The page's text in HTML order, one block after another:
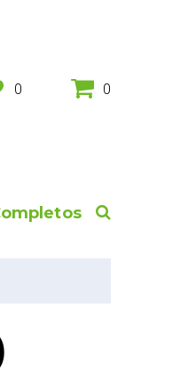
0 0